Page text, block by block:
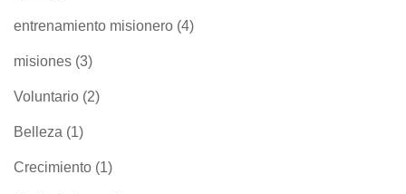
entrenamiento misionero (4)
misiones (3)
Voluntario (2)
Belleza (1)
Crecimiento (1)